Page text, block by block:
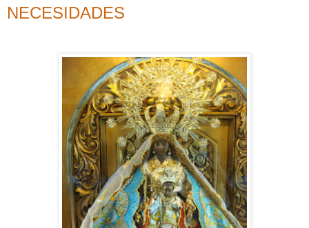
NECESIDADES